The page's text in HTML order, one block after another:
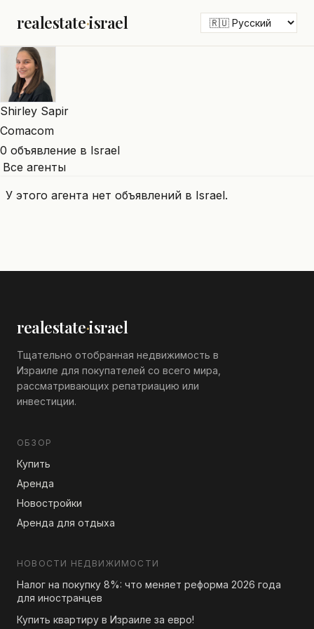
realestate·israel
Shirley Sapir
Comacom
0 объявление в Israel
Все агенты
У этого агента нет объявлений в Israel.
realestate·israel
Тщательно отобранная недвижимость в
Израиле для покупателей со всего мира,
рассматривающих репатриацию или
инвестиции.
ОБЗОР
Купить
Аренда
Новостройки
Аренда для отдыха
НОВОСТИ НЕДВИЖИМОСТИ
Налог на покупку 8%: что меняет реформа 2026 года
для иностранцев
Купить квартиру в Израиле за евро!